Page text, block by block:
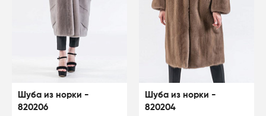
Шуба из норки -
820206
Шуба из норки -
820204